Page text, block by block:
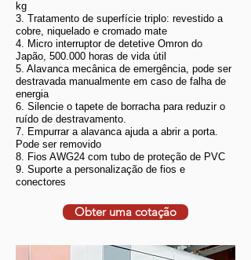
kg
3. Tratamento de superfície triplo: revestido a
cobre, niquelado e cromado mate
4. Micro interruptor de detetive Omron do
Japão, 500.000 horas de vida útil
5. Alavanca mecânica de emergência, pode ser
destravada manualmente em caso de falha de
energia
6. Silencie o tapete de borracha para reduzir o
ruído de destravamento.
7. Empurrar a alavanca ajuda a abrir a porta.
Pode ser removido
8. Fios AWG24 com tubo de proteção de PVC
9. Suporte a personalização de fios e
conectores
Obter uma cotação